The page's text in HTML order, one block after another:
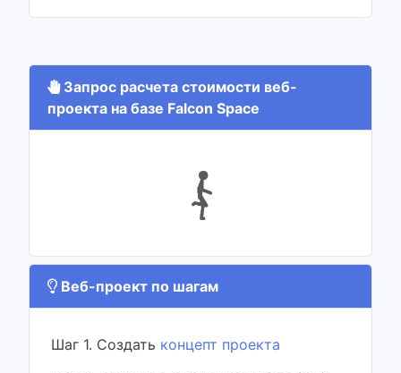
Запрос расчета стоимости веб-
проекта на базе Falcon Space
Веб-проект по шагам
Шаг 1. Создать концепт проекта